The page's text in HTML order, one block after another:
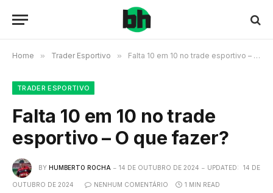
Home » Trader Esportivo » Falta 10 em 10 no trade esportivo – O que fazer?
TRADER ESPORTIVO
Falta 10 em 10 no trade
esportivo – O que fazer?
BY HUMBERTO ROCHA 14 DE OUTUBRO DE 2024 UPDATED: 14 DE
OUTUBRO DE 2024 NENHUM COMENTÁRIO 1 MIN READ